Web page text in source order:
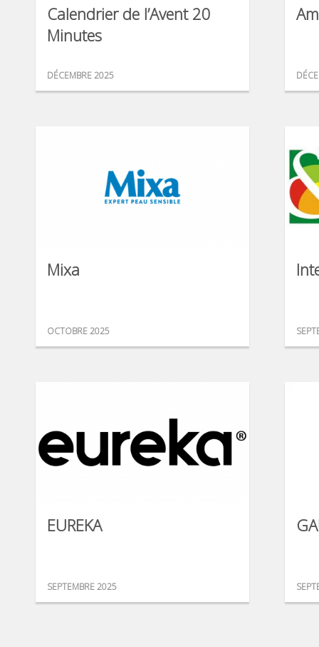
Calendrier de l’Avent 20
Minutes
DÉCEMBRE 2025
Mixa
OCTOBRE 2025
EUREKA
SEPTEMBRE 2025